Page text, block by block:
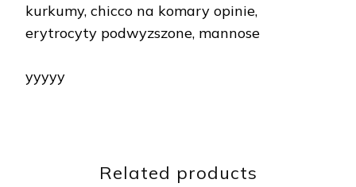
kurkumy, chicco na komary opinie,
erytrocyty podwyzszone, mannose
yyyyy
Related products